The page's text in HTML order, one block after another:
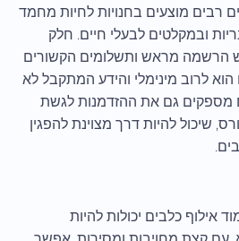
רבים מוצעים בחנויות לחיות מחמד
ובמקלטים לבעלי חיים. חלק
הרשמה מראש ותשלומים הקשורים
לרוב מינימלי והידע המתקבל לא
מספקים גם את ההזדמנות לגשת
שיכול להיות דרך מצוינת להפגין
אילוף כלבים יכולות להיות